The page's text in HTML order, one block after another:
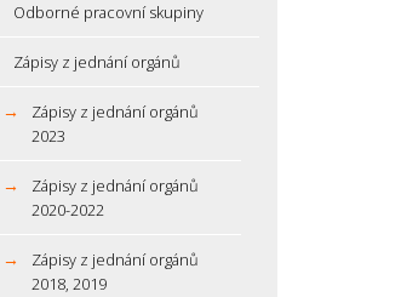
Odborné pracovní skupiny
Zápisy z jednání orgánů
Zápisy z jednání orgánů
2023
Zápisy z jednání orgánů
2020-2022
Zápisy z jednání orgánů
2018, 2019